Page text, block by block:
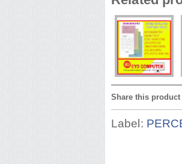
Share this product
Label: